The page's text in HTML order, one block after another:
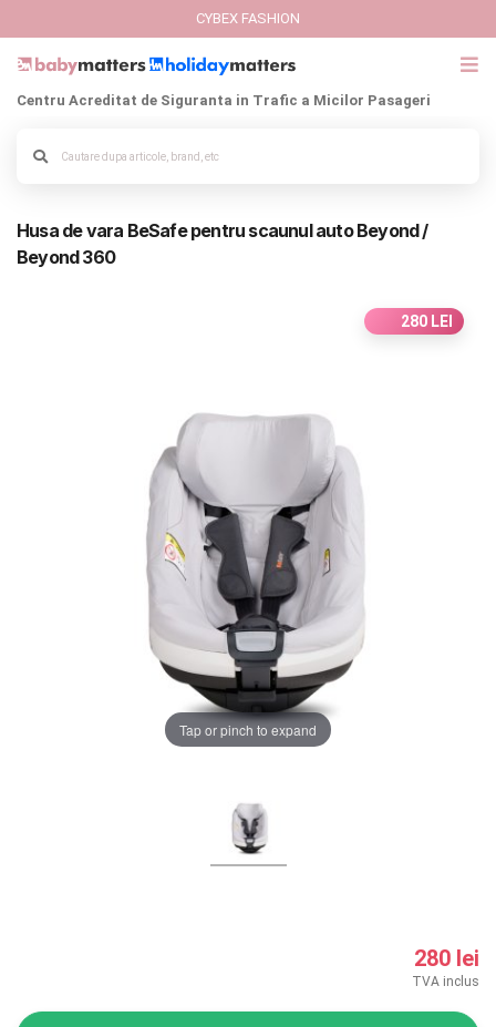
CYBEX FASHION
Centru Acreditat de Siguranta in Trafic a Micilor Pasageri
Husa de vara BeSafe pentru scaunul auto Beyond /
Beyond 360
280 LEI
Tap or pinch to expand
280 lei
TVA inclus